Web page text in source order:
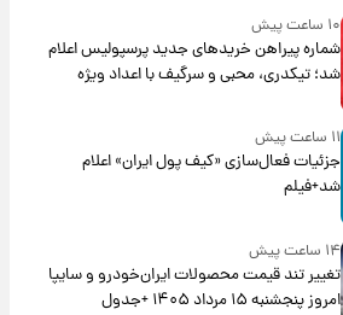
۱۰ ساعت پیش
شماره پیراهن خریدهای جدید پرسپولیس اعلام
شد؛ تیکدری، محبی و سرگیف با اعداد ویژه
۱۱ ساعت پیش
جزئیات فعال‌سازی «کیف پول ایران» اعلام
شد+فیلم
۱۴ ساعت پیش
تغییر تند قیمت محصولات ایران‌خودرو و سایپا
امروز پنجشنبه ۱۵ مرداد ۱۴۰۵ +جدول